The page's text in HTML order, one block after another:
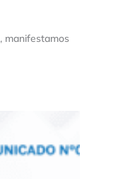
manifestamos